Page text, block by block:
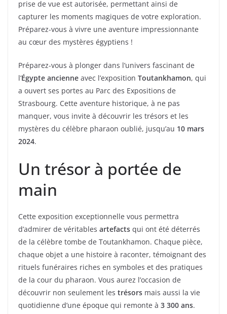
prise de vue est autorisée, permettant ainsi de
capturer les moments magiques de votre exploration.
Préparez-vous à vivre une aventure impressionnante
au cœur des mystères égyptiens !
Préparez-vous à plonger dans l’univers fascinant de
l’Égypte ancienne avec l’exposition Toutankhamon, qui
a ouvert ses portes au Parc des Expositions de
Strasbourg. Cette aventure historique, à ne pas
manquer, vous invite à découvrir les trésors et les
mystères du célèbre pharaon oublié, jusqu’au 10 mars
2024.
Un trésor à portée de
main
Cette exposition exceptionnelle vous permettra
d’admirer de véritables artefacts qui ont été déterrés
de la célèbre tombe de Toutankhamon. Chaque pièce,
chaque objet a une histoire à raconter, témoignant des
rituels funéraires riches en symboles et des pratiques
de la cour du pharaon. Vous aurez l’occasion de
découvrir non seulement les trésors mais aussi la vie
quotidienne d’une époque qui remonte à 3 300 ans.